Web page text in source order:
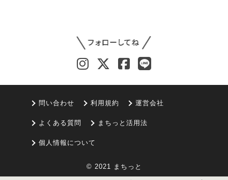
問い合わせ 利用規約 運営会社
よくある質問 まちっと活用法
個人情報について
© 2021 まちっと